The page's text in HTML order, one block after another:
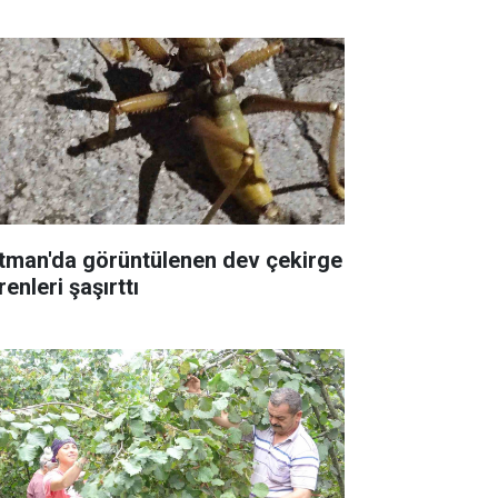
görüntülenen dev çekirge
şaşırttı